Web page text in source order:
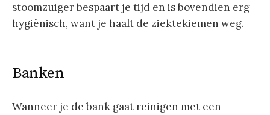
stoomzuiger bespaart je tijd en is bovendien erg
hygiënisch, want je haalt de ziektekiemen weg.
Banken
Wanneer je de bank gaat reinigen met een